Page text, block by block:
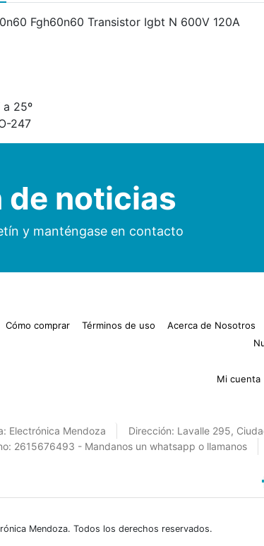
Fgh60n60 Transistor Igbt N 600V 120A
25º
247
de noticias
y manténgase en contacto
Cómo comprar Términos de uso Acerca de Nosotros
Mi cuenta
Electrónica Mendoza Dirección: Lavalle 295,
2615676493 - Mandanos un whatsapp o llamanos
Mendoza. Todos los derechos reservados.